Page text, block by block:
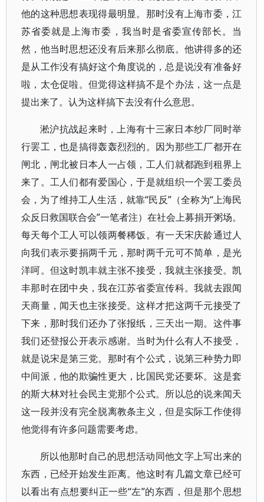
他的这种思想表现得最明显。那时没有上海市委，江
苏省委就是上海市委，我当时是省委宣传部长。当
然，他当时思想还没有后来那么彻底。他讲得多的还
是从工作没有搞好这个角度说的，总是说没有准备好
啦，太仓促啦。但觉得这样搞不是个办法，这一点是
提出来了。认为这样搞下去没有什么意思。
淞沪抗战起来时，上海有十三家日本纱厂同时举
行罢工，也是搞得轰轰烈烈的。因为那些工厂都开在
闸北，闸北被日本人一占领，工人们就都跑到租界上
来了。工人们都有爱国心，于是就组织一个罢工委员
会，为了维持工人生活，就靠“民反”（全称为“上海民
众反日救国联合会”一笔者注）在社会上募捐开粥场。
每天每个工人可以领两餐稀饭。有一天宋庆龄通过人
向我们表示要捐两千元，那时两千元可不简单，是光
洋呵。但这时凯丰就主张不接受，我就主张接受。凯
丰那时在团中央，我在江苏省委宣传科。我就去跟闻
天商量，闻天也主张接受。这样才把这两千元接受了
下来，那时我们还办了张报纸，三天出一期。这件事
我们还登报公开表示感谢。当时为什么有人不接受，
就是说宋是第三党。那时有个公式，说第三种势力即
中间派，他的欺骗性更大，比国民党还要坏。这是套
的斯大林对社会民主党那个公式。所以总的说来闻天
这一段并没有完全脱离教条主义，但是实际工作使得
他觉得有许多问题需要考虑。
所以他那时自己的思想活动同他文字上写出来的
东西，已经开始发生距离。他这时有几篇文章已经可
以看出有点想要纠正一些“左”的东西，但是那个思想